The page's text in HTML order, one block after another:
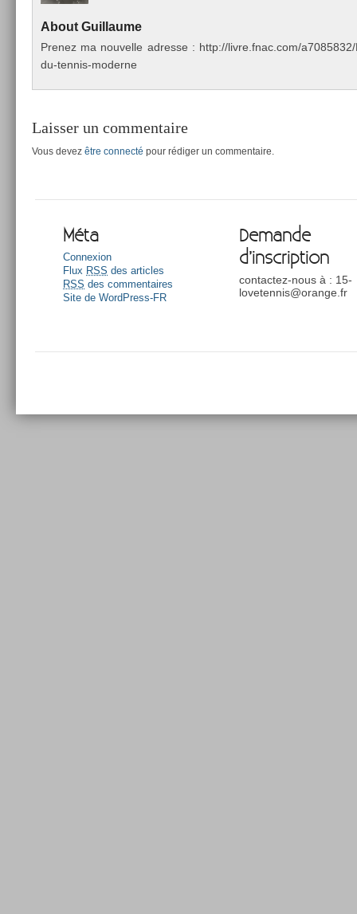
About Guil­laume
Pre­nez ma nouvel­le ad­resse : http://livre.fnac.com/
du-tennis-moderne
Laisser un commentaire
Vous devez être connecté pour rédiger un commentaire.
Méta
Connexion
Flux RSS des articles
RSS des commentaires
Site de WordPress-FR
Demande
d’inscription
contactez-nous à : 15-
lovetennis@orange.fr